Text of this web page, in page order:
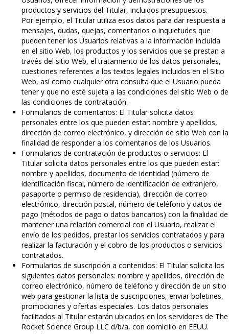
productos y servicios del Titular, incluidos presupuestos.
Por ejemplo, el Titular utiliza esos datos para dar respuesta a
mensajes, dudas, quejas, comentarios o inquietudes que
pueden tener los Usuarios relativas a la información incluida
en el sitio Web, los productos y los servicios que se prestan a
través del sitio Web, el tratamiento de los datos personales,
cuestiones referentes a los textos legales incluidos en el Sitio
Web, así como cualquier otra consulta que el Usuario pueda
tener y que no esté sujeta a las condiciones del sitio Web o de
las condiciones de contratación.
Formularios de comentarios: El Titular solicita datos
personales entre los que pueden estar: nombre y apellidos,
dirección de correo electrónico, y dirección de sitio Web con la
finalidad de responder a los comentarios de los Usuarios.
Formularios de contratación de productos o servicios: El
Titular solicita datos personales entre los que pueden estar:
nombre y apellidos, documento de identidad (número de
identificación fiscal, número de identificación de extranjero,
pasaporte o permiso de residencia), dirección de correo
electrónico, dirección postal, número de teléfono y datos de
pago (métodos de pago o datos bancarios) con la finalidad de
mantener una relación comercial con el Usuario, realizar el
envío de los pedidos, prestar los servicios contratados y para
realizar la facturación y el cobro de los productos o servicios
contratados.
Formularios de suscripción a contenidos: El Titular solicita los
siguientes datos personales: nombre y apellidos, dirección de
correo electrónico, número de teléfono y dirección de un sitio
web para gestionar la lista de suscripciones, enviar boletines,
promociones y ofertas especiales. Los datos personales
facilitados al Titular estarán ubicados en los servidores de The
Rocket Science Group LLC d/b/a, con domicilio en EEUU.